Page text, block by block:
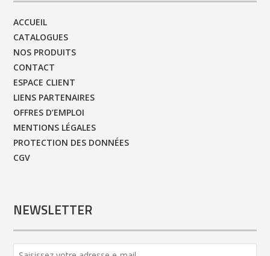
ACCUEIL
CATALOGUES
NOS PRODUITS
CONTACT
ESPACE CLIENT
LIENS PARTENAIRES
OFFRES D’EMPLOI
MENTIONS LÉGALES
PROTECTION DES DONNÉES
CGV
NEWSLETTER